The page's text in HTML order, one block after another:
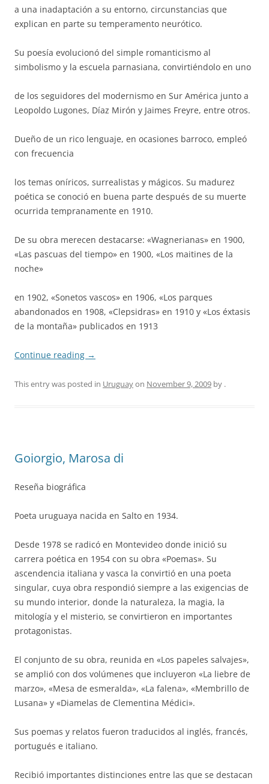
a una inadaptación a su entorno, circunstancias que
explican en parte su temperamento neurótico.
Su poesía evolucionó del simple romanticismo al
simbolismo y la escuela parnasiana, convirtiéndolo en uno
de los seguidores del modernismo en Sur América junto a
Leopoldo Lugones, Díaz Mirón y Jaimes Freyre, entre otros.
Dueño de un rico lenguaje, en ocasiones barroco, empleó
con frecuencia
los temas oníricos, surrealistas y mágicos. Su madurez
poética se conoció en buena parte después de su muerte
ocurrida tempranamente en 1910.
De su obra merecen destacarse: «Wagnerianas» en 1900,
«Las pascuas del tiempo» en 1900, «Los maitines de la
noche»
en 1902, «Sonetos vascos» en 1906, «Los parques
abandonados en 1908, «Clepsidras» en 1910 y «Los éxtasis
de la montaña» publicados en 1913
Continue reading →
This entry was posted in Uruguayon November 9, 2009 by .
Goiorgio, Marosa di
Reseña biográfica
Poeta uruguaya nacida en Salto en 1934.
Desde 1978 se radicó en Montevideo donde inició su
carrera poética en 1954 con su obra «Poemas». Su
ascendencia italiana y vasca la convirtió en una poeta
singular, cuya obra respondió siempre a las exigencias de
su mundo interior, donde la naturaleza, la magia, la
mitología y el misterio, se convirtieron en importantes
protagonistas.
El conjunto de su obra, reunida en «Los papeles salvajes»,
se amplió con dos volúmenes que incluyeron «La liebre de
marzo», «Mesa de esmeralda», «La falena», «Membrillo de
Lusana» y «Diamelas de Clementina Médici».
Sus poemas y relatos fueron traducidos al inglés, francés,
portugués e italiano.
Recibió importantes distinciones entre las que se destacan